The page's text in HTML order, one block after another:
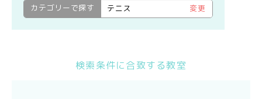
カテゴリーで探す
テニス 変更
検索条件に合致する教室